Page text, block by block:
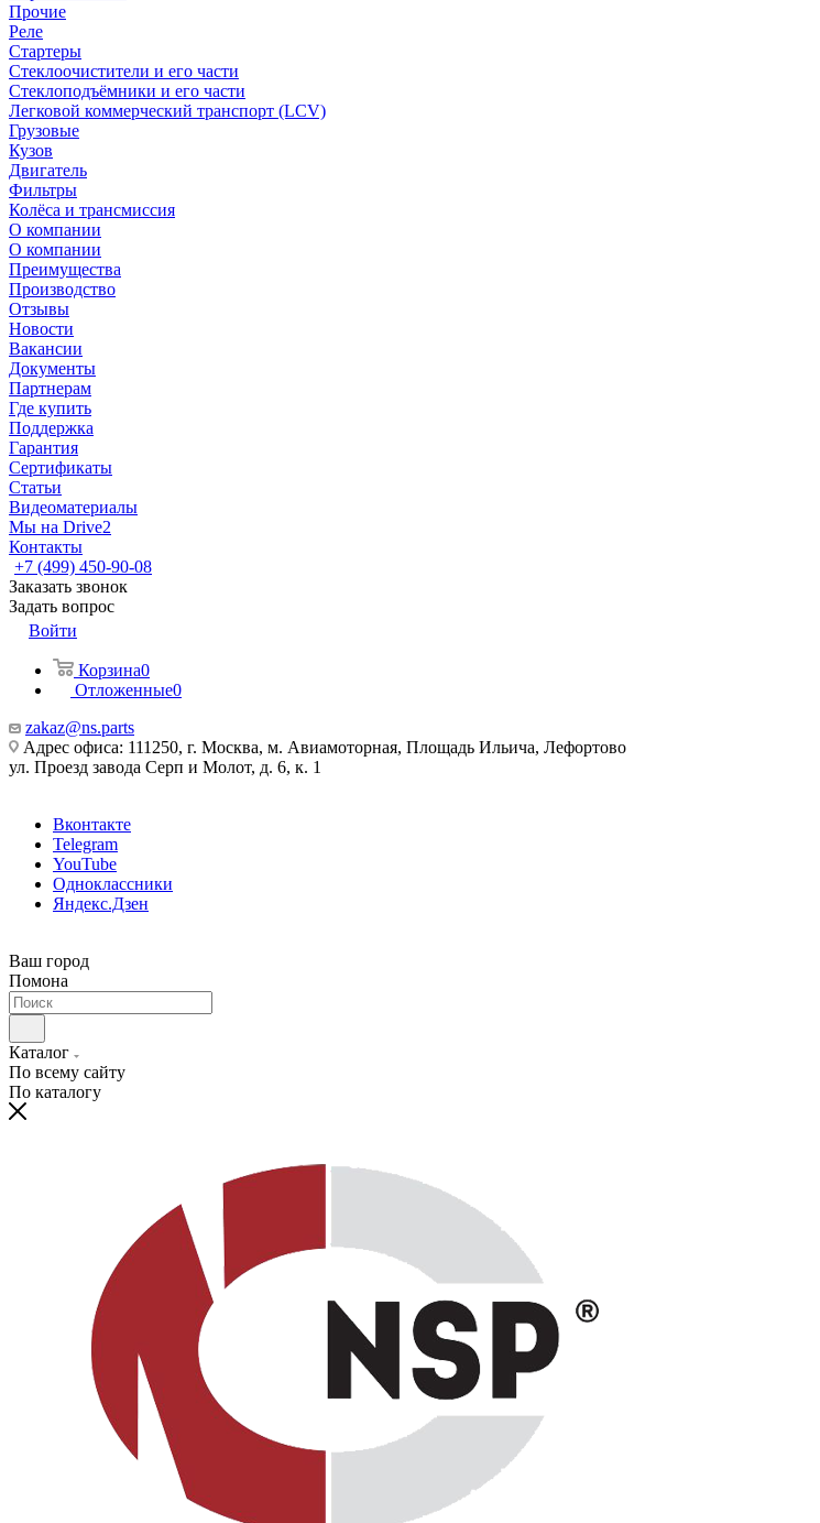
Прочие
Реле
Стартеры
Стеклоочистители и его части
Стеклоподъёмники и его части
Легковой коммерческий транспорт (LCV)
Грузовые
Кузов
Двигатель
Фильтры
Колёса и трансмиссия
О компании
О компании
Преимущества
Производство
Отзывы
Новости
Вакансии
Документы
Партнерам
Где купить
Поддержка
Гарантия
Сертификаты
Статьи
Видеоматериалы
Мы на Drive2
Контакты
+7 (499) 450-90-08
Заказать звонок
Задать вопрос
Войти
Корзина0
Отложенные0
zakaz@ns.parts
Адрес офиса: 111250, г. Москва, м. Авиамоторная, Площадь Ильича, Лефортово
ул. Проезд завода Серп и Молот, д. 6, к. 1
Вконтакте
Telegram
YouTube
Одноклассники
Яндекс.Дзен
Ваш город
Помона
Каталог
По всему сайту
По каталогу